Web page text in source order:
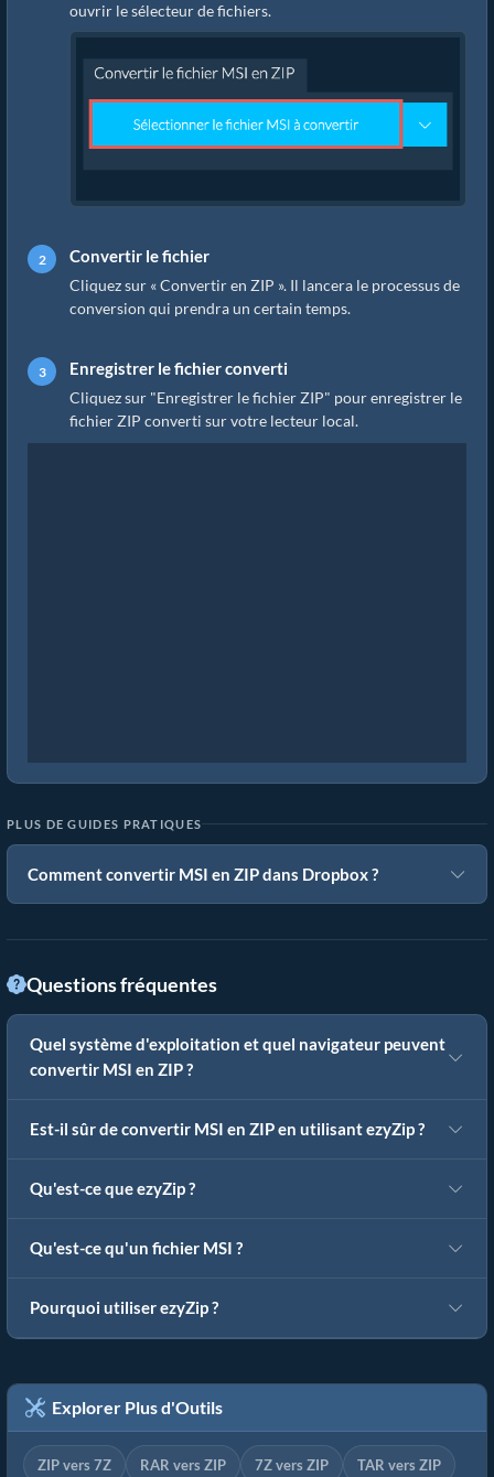
ouvrir le sélecteur de fichiers.
Convertir le fichier
Cliquez sur « Convertir en ZIP ». Il lancera le processus de
conversion qui prendra un certain temps.
Enregistrer le fichier converti
Cliquez sur "Enregistrer le fichier ZIP" pour enregistrer le
fichier ZIP converti sur votre lecteur local.
PLUS DE GUIDES PRATIQUES
Comment convertir MSI en ZIP dans Dropbox ?
Questions fréquentes
Quel système d'exploitation et quel navigateur peuvent
convertir MSI en ZIP ?
Est-il sûr de convertir MSI en ZIP en utilisant ezyZip ?
Qu'est-ce que ezyZip ?
Qu'est-ce qu'un fichier MSI ?
Pourquoi utiliser ezyZip ?
Explorer Plus d'Outils
ZIP vers 7Z RAR vers ZIP 7Z vers ZIP TAR vers ZIP